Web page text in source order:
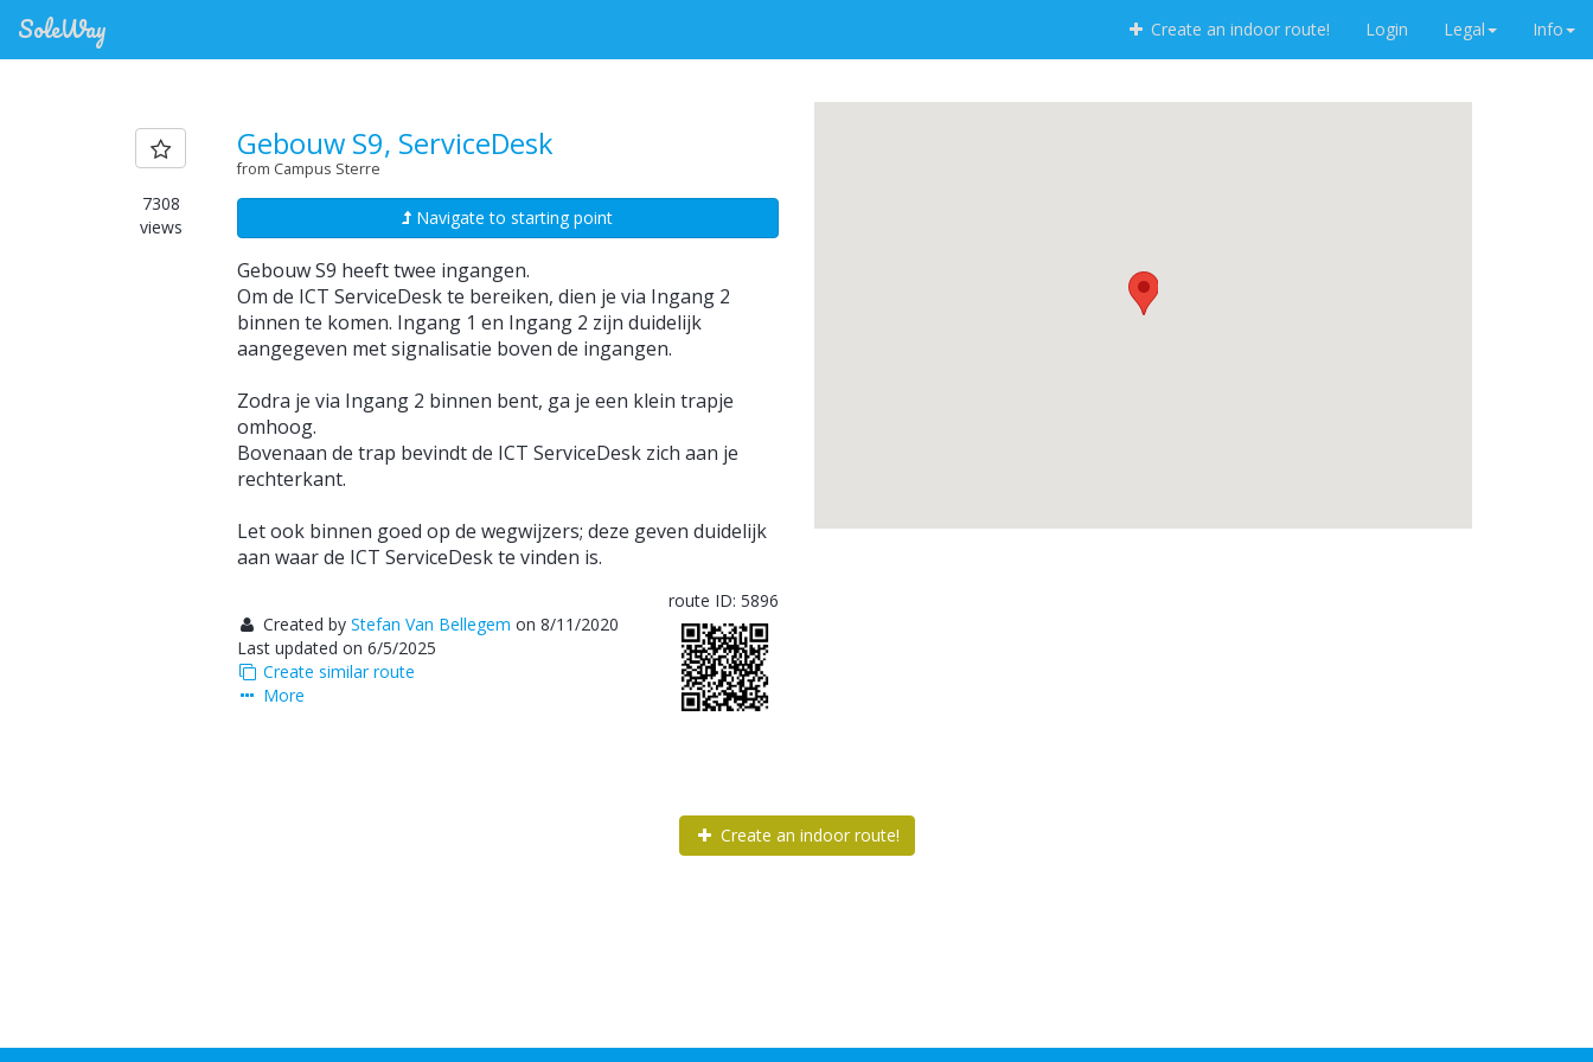
SoleWay Create an indoor route! Login Legal Info
Navigate
from
Campus
Gebouw
ServiceDesk
7308
views
Gebouw S9, ServiceDesk
from Campus Sterre
Navigate to starting point
Gebouw S9 heeft twee ingangen.
Om de ICT ServiceDesk te bereiken, dien je via Ingang 2
binnen te komen. Ingang 1 en Ingang 2 zijn duidelijk
aangegeven met signalisatie boven de ingangen.
Zodra je via Ingang 2 binnen bent, ga je een klein trapje
omhoog.
Bovenaan de trap bevindt de ICT ServiceDesk zich aan je
rechterkant.
Let ook binnen goed op de wegwijzers; deze geven duidelijk
aan waar de ICT ServiceDesk te vinden is.
route ID: 5896
Created by Stefan Van Bellegem on 8/11/2020
Last updated on 6/5/2025
Create similar route
More
Create an indoor route!